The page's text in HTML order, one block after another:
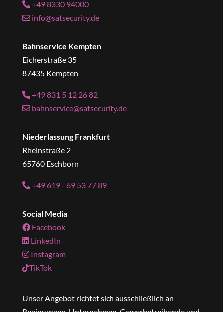
+49 8330 94000
info@satsecurity.de
Bahnservice Kempten
Eicherstraße 35
87435 Kempten
+49 831 5 12 26 82
bahnservice@satsecurity.de
Niederlassung Frankfurt
Rheinstraße 2
65760 Eschborn
+49 619 - 69 53 77 89
Social Media
Facebook
LinkedIn
Instagram
TikTok
Unser Angebot richtet sich ausschließlich an